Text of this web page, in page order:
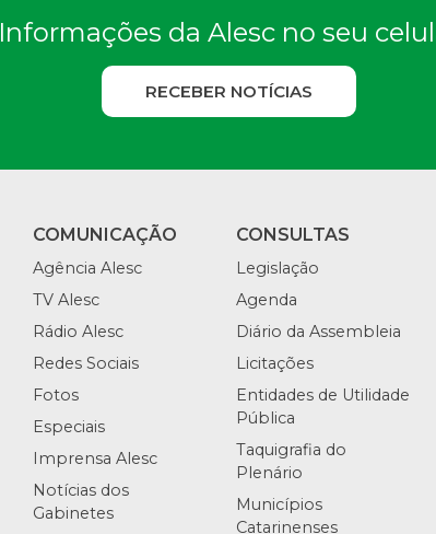
Informações da Alesc no seu
RECEBER NOTÍCIAS
COMUNICAÇÃO
Agência Alesc
TV Alesc
Rádio Alesc
Redes Sociais
Fotos
Especiais
Imprensa Alesc
Notícias dos
Gabinetes
CONSULTAS
Legislação
Agenda
Diário da Assembleia
Licitações
Entidades de Utilidade
Pública
Taquigrafia do
Plenário
Municípios
Catarinenses